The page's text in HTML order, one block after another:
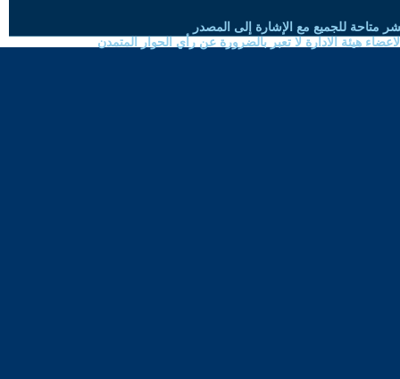
متاحة للجميع مع الإشارة إلى المصدر
هيئة الادارة لا تعبر بالضرورة عن رأي الحوار المتمدن